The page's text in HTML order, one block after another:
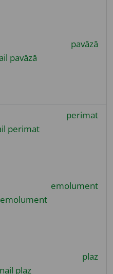
pavăză
perimat
emolument
plaz